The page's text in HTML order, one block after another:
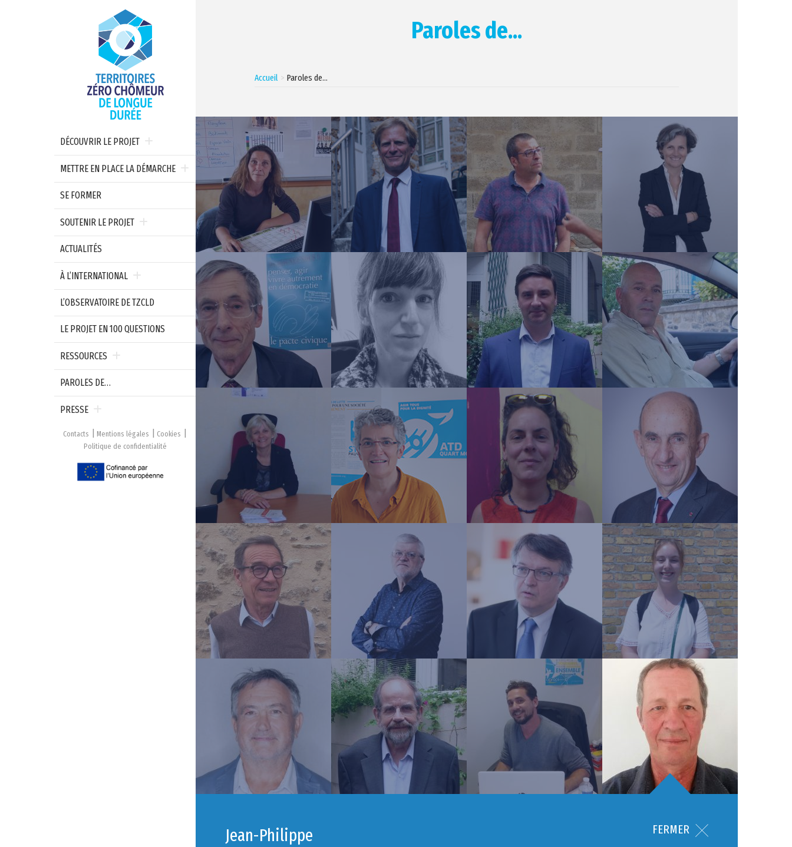
DÉCOUVRIR LE PROJET
METTRE EN PLACE LA DÉMARCHE
SE FORMER
SOUTENIR LE PROJET
ACTUALITÉS
À L’INTERNATIONAL
L’OBSERVATOIRE DE TZCLD
LE PROJET EN 100 QUESTIONS
RESSOURCES
PAROLES DE…
PRESSE
Contacts Mentions légales
Cookies
Politique de confidentialité
Paroles de...
Accueil Paroles de…
Jean-Philippe
FERMER